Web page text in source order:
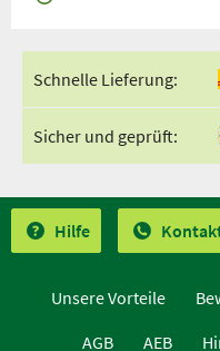
Schnelle Lieferung:
Sicher und geprüft:
Hilfe
Unsere Vorteile
AGB
AEB